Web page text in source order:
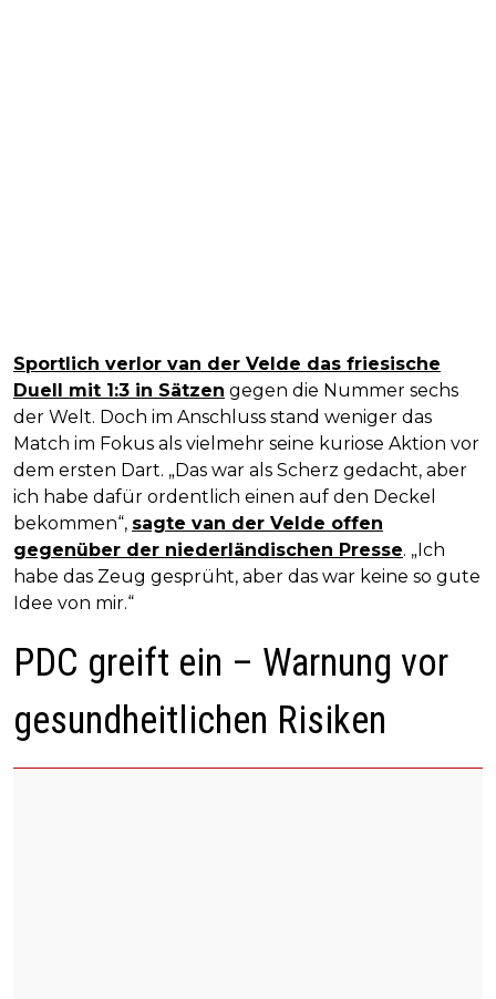
Sportlich verlor van der Velde das friesische
Duell mit 1:3 in Sätzen gegen die Nummer sechs
der Welt. Doch im Anschluss stand weniger das
Match im Fokus als vielmehr seine kuriose Aktion vor
dem ersten Dart. „Das war als Scherz gedacht, aber
ich habe dafür ordentlich einen auf den Deckel
bekommen“, sagte van der Velde offen
gegenüber der niederländischen Presse. „Ich
habe das Zeug gesprüht, aber das war keine so gute
Idee von mir.“
PDC greift ein – Warnung vor
gesundheitlichen Risiken